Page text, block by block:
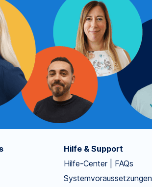
Hilfe & Support
Hilfe-Center | FAQs
Systemvoraussetzungen